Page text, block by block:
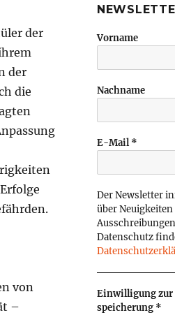
der
der
die
von
–
Vorname
Nachname
E-Mail *
Der Newsletter
über
Datenschutz
Einwilligung zur
speicherung *